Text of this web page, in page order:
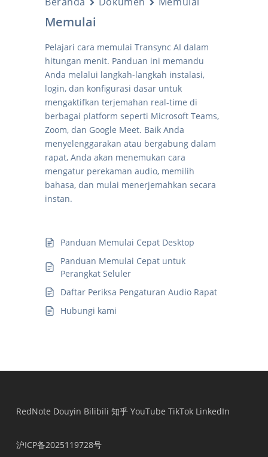
Memulai
Pelajari cara memulai Transync AI dalam
hitungan menit. Panduan ini memandu
Anda melalui langkah-langkah instalasi,
login, dan konfigurasi dasar untuk
mengaktifkan terjemahan real-time di
berbagai platform seperti Microsoft Teams,
Zoom, dan Google Meet. Baik Anda
menyelenggarakan atau bergabung dalam
rapat, Anda akan menemukan cara
mengatur perekaman audio, memilih
bahasa, dan mulai menerjemahkan secara
instan.
Panduan Memulai Cepat Desktop
Panduan Memulai Cepat untuk
Perangkat Seluler
Daftar Periksa Pengaturan Audio Rapat
Hubungi kami
RedNote Douyin Bilibili 知乎 YouTube TikTok LinkedIn
沪ICP备2025119728号